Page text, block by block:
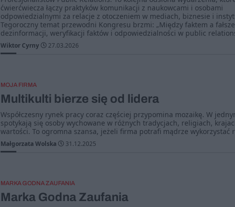
ćwierćwiecza łączy praktyków komunikacji z naukowcami i osobami
odpowiedzialnymi za relacje z otoczeniem w mediach, biznesie i
Tegoroczny temat przewodni Kongresu brzmi: „Między faktem a
dezinformacji, weryfikacji faktów i odpowiedzialności w public
Wiktor Cyrny 27.03.2026
MOJA FIRMA
Multikulti bierze się od lidera
Współczesny rynek pracy coraz częściej przypomina mozaikę. W
spotykają się osoby wychowane w różnych tradycjach, religiach,
wartości. To ogromna szansa, jeżeli firma potrafi mądrze wykorzystać
Małgorzata Wolska 31.12.2025
MARKA GODNA ZAUFANIA
Marka Godna Zaufania